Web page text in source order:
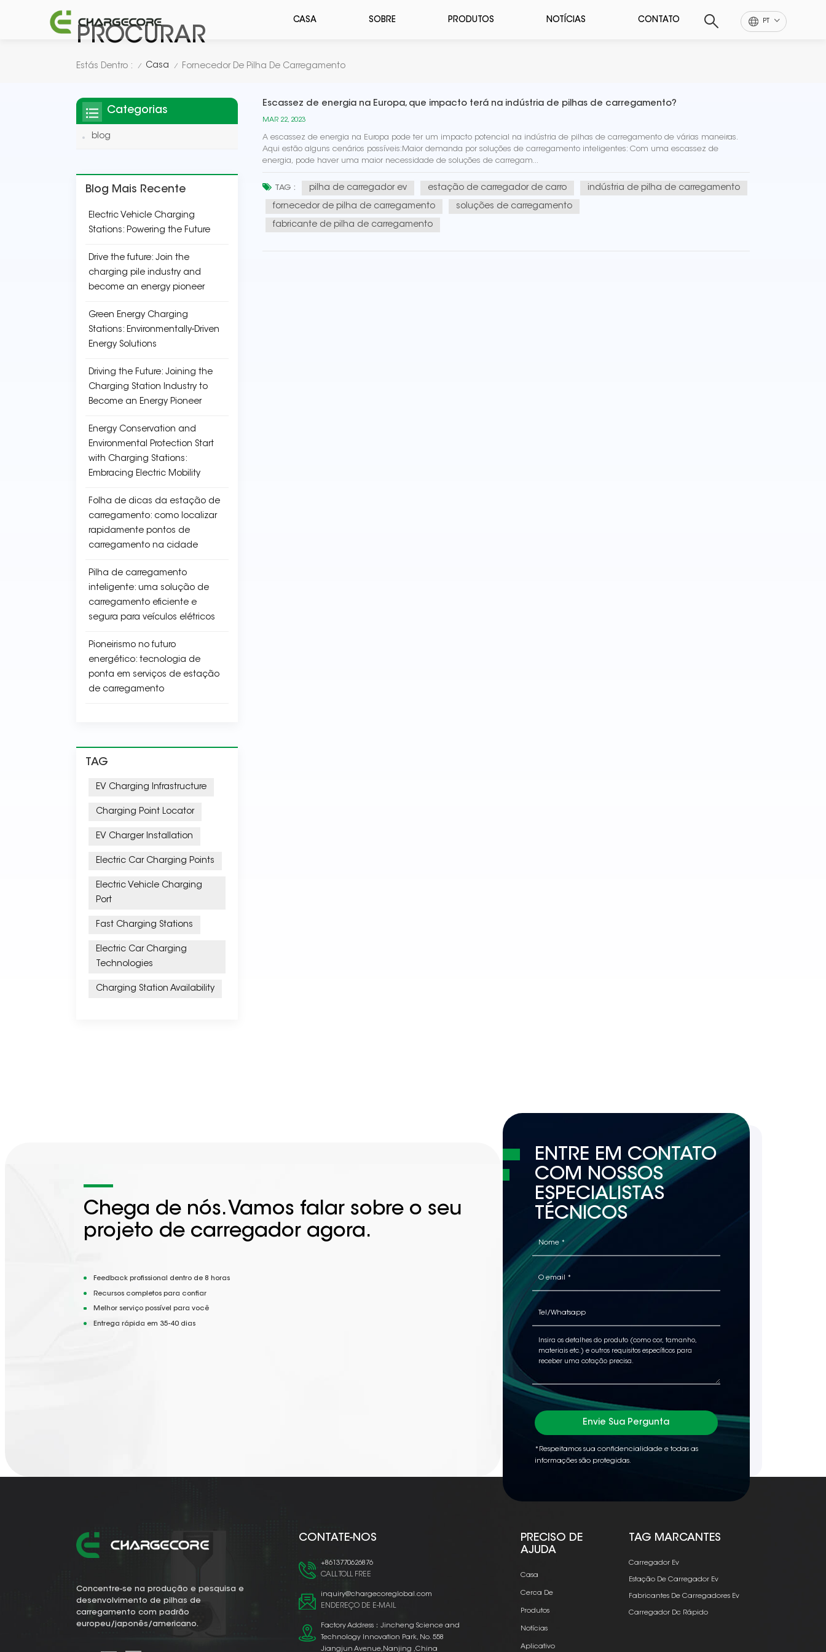
PT
CASA SOBRE PRODUTOS NOTÍCIAS CONTATO
PROCURAR
Estás Dentro : / Casa / Fornecedor De Pilha De Carregamento
Escassez de energia na Europa, que impacto terá na indústria de pilhas de carregamento?
MAR 22, 2023
A escassez de energia na Europa pode ter um impacto potencial na indústria de pilhas de carregamento de várias maneiras.
Aqui estão alguns cenários possíveis:Maior demanda por soluções de carregamento inteligentes: Com uma escassez de
energia, pode haver uma maior necessidade de soluções de carregam...
TAG : pilha de carregador ev estação de carregador de carro indústria de pilha de carregamento
fornecedor de pilha de carregamento soluções de carregamento
fabricante de pilha de carregamento
Categorias
blog
Blog Mais Recente
Electric Vehicle Charging
Stations: Powering the Future
Drive the future: Join the
charging pile industry and
become an energy pioneer
Green Energy Charging
Stations: Environmentally-Driven
Energy Solutions
Driving the Future: Joining the
Charging Station Industry to
Become an Energy Pioneer
Energy Conservation and
Environmental Protection Start
with Charging Stations:
Embracing Electric Mobility
Folha de dicas da estação de
carregamento: como localizar
rapidamente pontos de
carregamento na cidade
Pilha de carregamento
inteligente: uma solução de
carregamento eficiente e
segura para veículos elétricos
Pioneirismo no futuro
energético: tecnologia de
ponta em serviços de estação
de carregamento
TAG
EV Charging Infrastructure
Charging Point Locator
EV Charger Installation
Electric Car Charging Points
Electric Vehicle Charging
Port
Fast Charging Stations
Electric Car Charging
Technologies
Charging Station Availability
Chega de nós. Vamos falar sobre o seu
projeto de carregador agora.
Feedback profissional dentro de 8 horas
Recursos completos para confiar
Melhor serviço possível para você
Entrega rápida em 35-40 dias
ENTRE EM CONTATO
COM NOSSOS
ESPECIALISTAS
TÉCNICOS
Envie Sua Pergunta
*Respeitamos sua confidencialidade e todas as
informações são protegidas.
Concentre-se na produção e pesquisa e
desenvolvimento de pilhas de
carregamento com padrão
europeu/japonês/americano.
CONTATE-NOS
+8613770626876
CALL TOLL FREE
inquiry@chargecoreglobal.com
ENDEREÇO DE E-MAIL
Factory Address：Jincheng Science and
Technology Innovation Park, No. 558
Jiangjun Avenue,Nanjing ,China
PRECISO DE
AJUDA
Casa
Cerca De
Produtos
Notícias
Aplicativo
TAG MARCANTES
Carregador Ev
Estação De Carregador Ev
Fabricantes De Carregadores Ev
Carregador Dc Rápido